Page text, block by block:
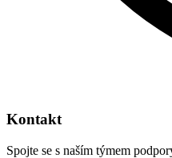
Kontakt
Spojte se s naším týmem